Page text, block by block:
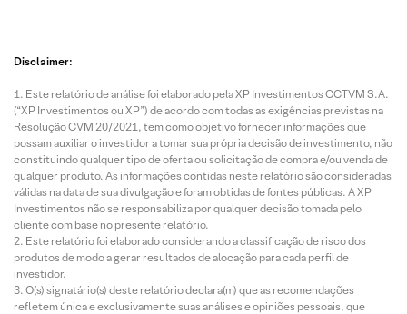
Disclaimer:
Este relatório de análise foi elaborado pela XP Investimentos CCTVM S.A.
(“XP Investimentos ou XP”) de acordo com todas as exigências previstas na
Resolução CVM 20/2021, tem como objetivo fornecer informações que
possam auxiliar o investidor a tomar sua própria decisão de investimento, não
constituindo qualquer tipo de oferta ou solicitação de compra e/ou venda de
qualquer produto. As informações contidas neste relatório são consideradas
válidas na data de sua divulgação e foram obtidas de fontes públicas. A XP
Investimentos não se responsabiliza por qualquer decisão tomada pelo
cliente com base no presente relatório.
Este relatório foi elaborado considerando a classificação de risco dos
produtos de modo a gerar resultados de alocação para cada perfil de
investidor.
O(s) signatário(s) deste relatório declara(m) que as recomendações
refletem única e exclusivamente suas análises e opiniões pessoais, que